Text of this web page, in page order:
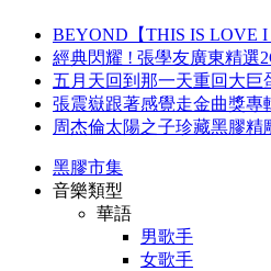
BEYOND【THIS IS LOVE I
經典閃耀 ! 張學友廣東精選
五月天回到那一天重回大巨
張震嶽跟著感覺走金曲獎專
周杰倫太陽之子珍藏黑膠精
黑膠市集
音樂類型
華語
男歌手
女歌手